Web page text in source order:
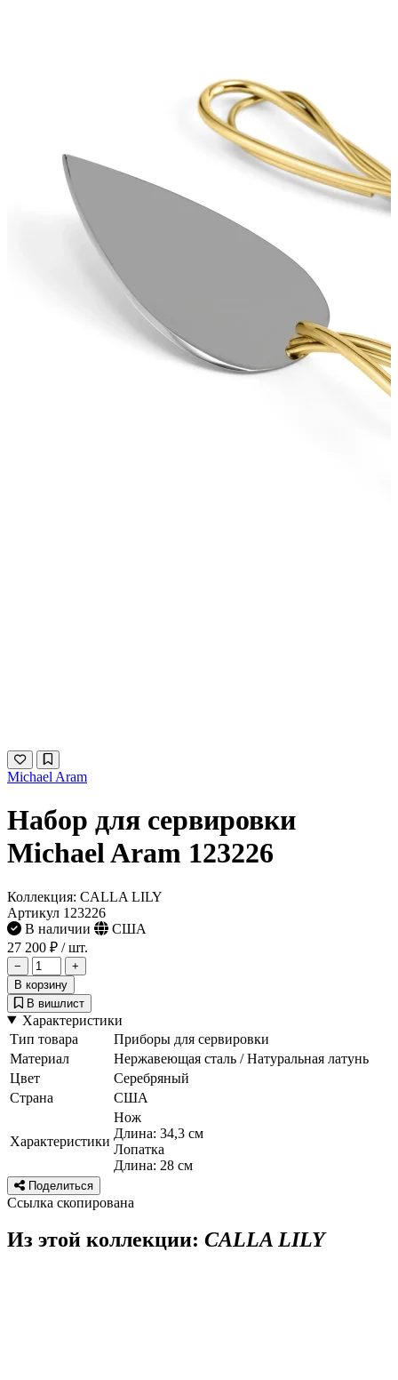
Michael Aram
Набор для сервировки
Michael Aram 123226
Коллекция: CALLA LILY
Артикул 123226
В наличии
США
27 200 ₽ / шт.
−
+
В корзину
В вишлист
Характеристики
Тип товара
Приборы для сервировки
Материал
Нержавеющая сталь / Натуральная латунь
Цвет
Серебряный
Страна
США
Характеристики
Нож
Длина: 34,3 см
Лопатка
Длина: 28 см
Поделиться
Ссылка скопирована
Из этой коллекции: CALLA LILY